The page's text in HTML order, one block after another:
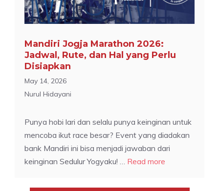
Mandiri Jogja Marathon 2026:
Jadwal, Rute, dan Hal yang Perlu
Disiapkan
May 14, 2026
Nurul Hidayani
Punya hobi lari dan selalu punya keinginan untuk
mencoba ikut race besar? Event yang diadakan
bank Mandiri ini bisa menjadi jawaban dari
keinginan Sedulur Yogyaku! … Read more